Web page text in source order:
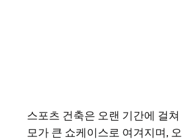
스포츠 건축은 오랜 기간에 걸
모가 큰 쇼케이스로 여겨지며,